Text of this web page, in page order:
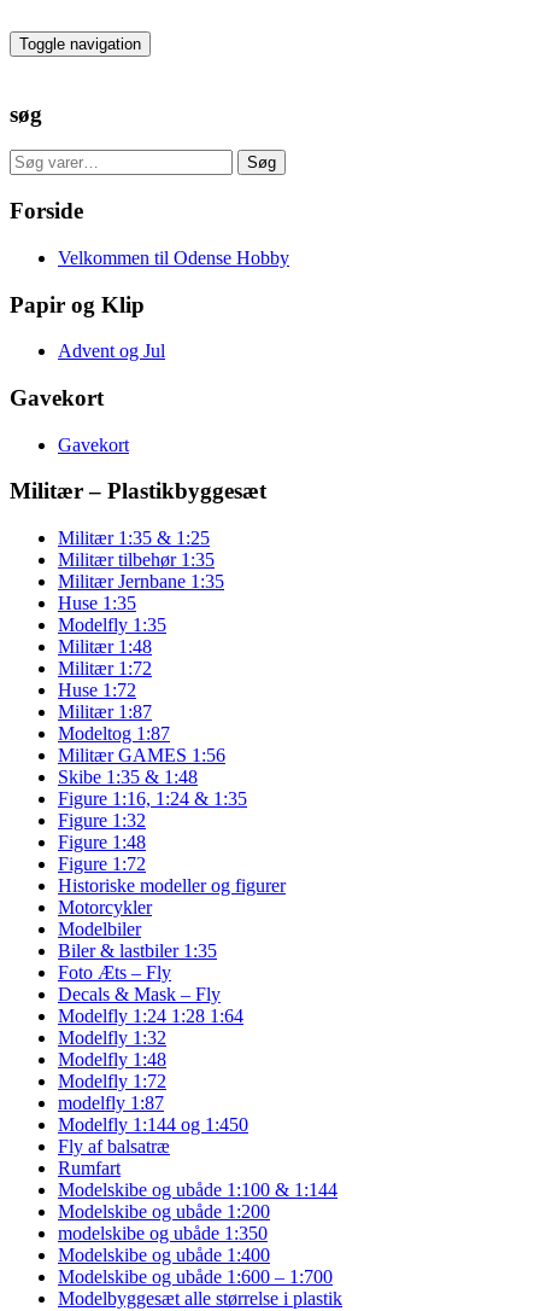
to
the
Toggle navigation
søg
Søg
efter:
Søg
Forside
Velkommen til Odense Hobby
Papir og Klip
Advent og Jul
Gavekort
Gavekort
Militær – Plastikbyggesæt
Militær 1:35 & 1:25
Militær tilbehør 1:35
Militær Jernbane 1:35
Huse 1:35
Modelfly 1:35
Militær 1:48
Militær 1:72
Huse 1:72
Militær 1:87
Modeltog 1:87
Militær GAMES 1:56
Skibe 1:35 & 1:48
Figure 1:16, 1:24 & 1:35
Figure 1:32
Figure 1:48
Figure 1:72
Historiske modeller og figurer
Motorcykler
Modelbiler
Biler & lastbiler 1:35
Foto Æts – Fly
Decals & Mask – Fly
Modelfly 1:24 1:28 1:64
Modelfly 1:32
Modelfly 1:48
Modelfly 1:72
modelfly 1:87
Modelfly 1:144 og 1:450
Fly af balsatræ
Rumfart
Modelskibe og ubåde 1:100 & 1:144
Modelskibe og ubåde 1:200
modelskibe og ubåde 1:350
Modelskibe og ubåde 1:400
Modelskibe og ubåde 1:600 – 1:700
Modelbyggesæt alle størrelse i plastik